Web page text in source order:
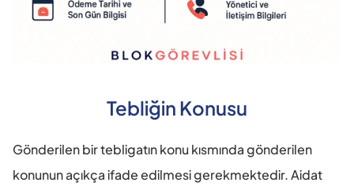
Tebliğin Konusu
Gönderilen bir tebligatın konu kısmında gönderilen
konunun açıkça ifade edilmesi gerekmektedir. Aidat